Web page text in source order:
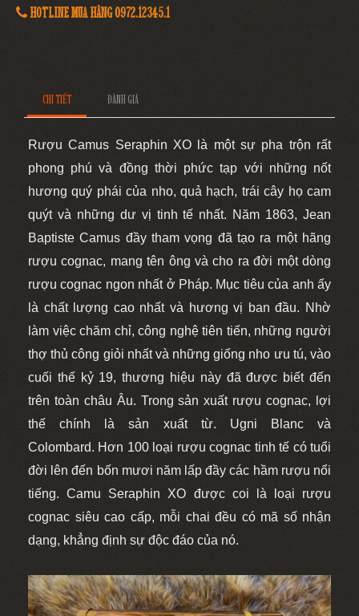
HOTLINE MUA HÀNG 0972.12345.1
CHI TIẾT ĐÁNH GIÁ
Rượu Camus Seraphin XO là một sự pha trộn rất
phong phú và đồng thời phức tạp với những nốt
hương quý phái của nho, quả hạch, trái cây họ cam
quýt và những dư vị tinh tế nhất. Năm 1863, Jean
Baptiste Camus đầy tham vọng đã tạo ra một hãng
rượu cognac, mang tên ông và cho ra đời một dòng
rượu cognac ngon nhất ở Pháp. Mục tiêu của anh ấy
là chất lượng cao nhất và hương vị ban đầu. Nhờ
làm việc chăm chỉ, công nghệ tiên tiến, những người
thợ thủ công giỏi nhất và những giống nho ưu tú, vào
cuối thế kỷ 19, thương hiệu này đã được biết đến
trên toàn châu Âu. Trong sản xuất rượu cognac, lợi
thế chính là sản xuất từ. Ugni Blanc và
Colombard. Hơn 100 loại rượu cognac tinh tế có tuổi
đời lên đến bốn mươi năm lấp đầy các hầm rượu nổi
tiếng. Camu Seraphin XO được coi là loại rượu
cognac siêu cao cấp, mỗi chai đều có mã số nhận
dạng, khẳng định sự độc đáo của nó.